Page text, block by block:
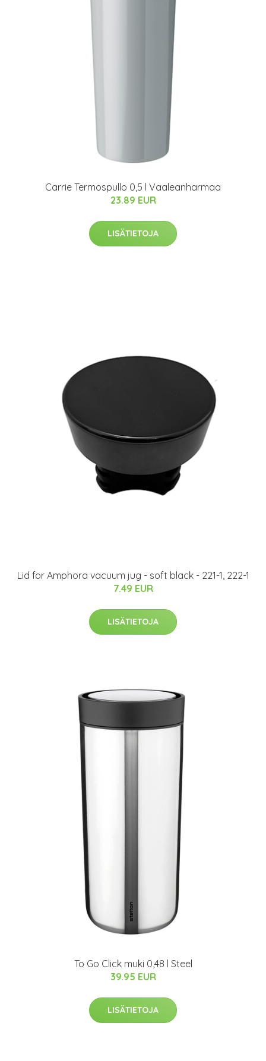
Carrie Termospullo 0,5 l Vaaleanharmaa
23.89 EUR
LISÄTIETOJA
Lid for Amphora vacuum jug - soft black - 221-1, 222-1
7.49 EUR
LISÄTIETOJA
To Go Click muki 0,48 l Steel
39.95 EUR
LISÄTIETOJA